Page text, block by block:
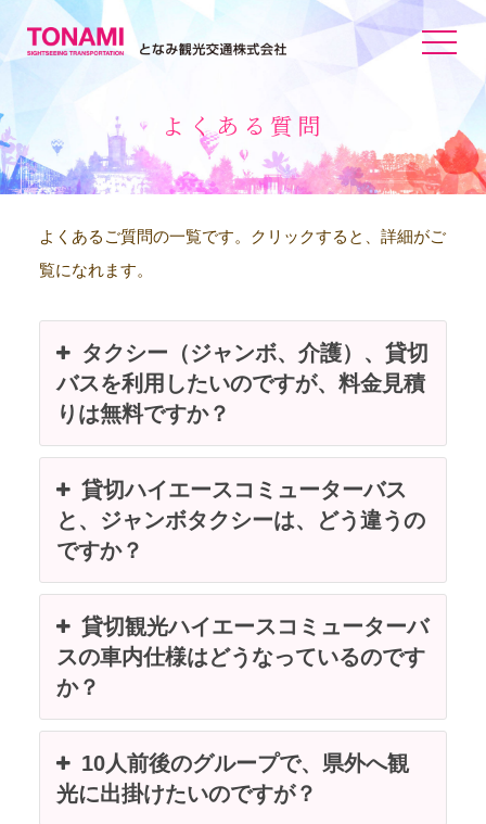
toggle
よくある質問
よくあるご質問の一覧です。クリックすると、詳細がご
覧になれます。
タクシー（ジャンボ、介護）、貸切
バスを利用したいのですが、料金見積
りは無料ですか？
貸切ハイエースコミューターバス
と、ジャンボタクシーは、どう違うの
ですか？
貸切観光ハイエースコミューターバ
スの車内仕様はどうなっているのです
か？
10人前後のグループで、県外へ観
光に出掛けたいのですが？